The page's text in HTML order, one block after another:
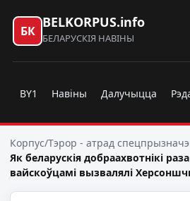
БК
BELKORPUS.info
БЕЛАРУСКІЯ НАВІНЫ
BY1 Навіны Далучыцца
Корпус/Тэрор - атрад
Як беларускія добраахвотнікі
вайскоўцамі вызвалялі